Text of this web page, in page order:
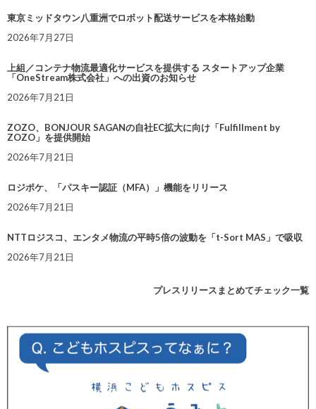
東京ミッドタウン八重洲でロボット配送サービスを本格始動
2026年7月27日
上組／コンテナ物流最適化サービスを提供する スタートアップ企業
「OneStream株式会社」への出資のお知らせ
2026年7月21日
ZOZO、BONJOUR SAGANの自社EC拡大に向け「Fulfillment by
ZOZO」を提供開始
2026年7月21日
ロジポケ、「パスキー認証（MFA）」機能をリリース
2026年7月21日
NTTロジスコ、エンタメ物流の平時5倍の波動を「t-Sort MAS」で吸収
2026年7月21日
プレスリリースまとめてチェック一覧